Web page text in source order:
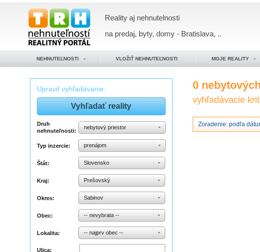
Reality aj nehnutelnosti
na predaj, byty, domy - Bratislava, ..
NEHNUTEĽNOSTI VLOŽIŤ NEHNUTEĽNOSTI MOJE REALITY
Upraviť vyhľadávanie:
Druh
nehnuteľnosti:
nebytový priestor
Typ inzercie: prenájom
Štát: Slovensko
Kraj: Prešovský
Okres: Sabinov
Obec: -- nevybrata --
Lokalita: -- najprv obec --
Ulica:
0
vyhľadávacie
Zoradenie: podľa